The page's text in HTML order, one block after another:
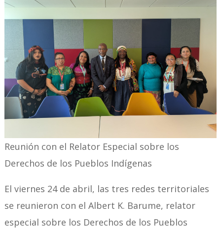
Reunión con el Relator Especial sobre los
Derechos de los Pueblos Indígenas
El viernes 24 de abril, las tres redes territoriales
se reunieron con el Albert K. Barume, relator
especial sobre los Derechos de los Pueblos